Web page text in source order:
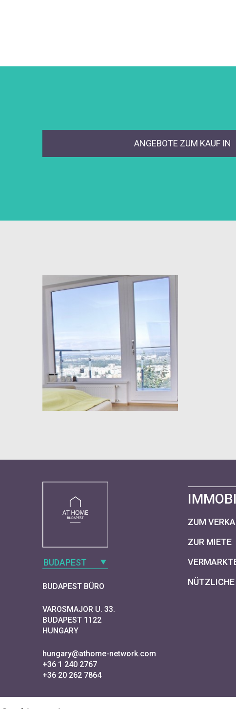
ANGEBOTE ZUM KAUF IN
BUDAPEST
BUDAPEST BÜRO
VAROSMAJOR U. 33.
BUDAPEST 1122
HUNGARY
hungary@athome-network.com
+36 1 240 2767
+36 20 262 7864
ZUM
ZUR MIETE